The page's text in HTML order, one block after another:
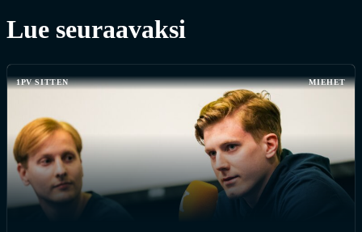
Lue seuraavaksi
1PV SITTEN MIEHET